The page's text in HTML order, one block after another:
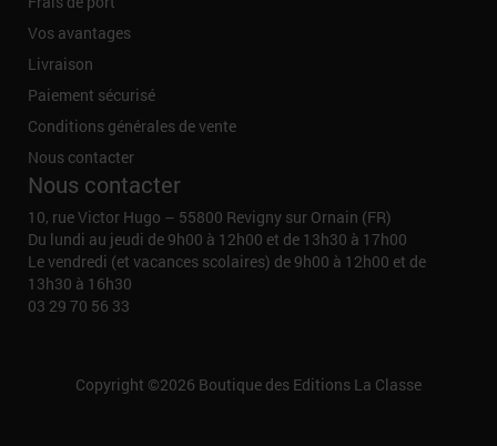
Vos avantages
Livraison
Paiement sécurisé
Conditions générales de vente
Nous contacter
Nous contacter
10, rue Victor Hugo – 55800 Revigny sur Ornain (FR)
Du lundi au jeudi de 9h00 à 12h00 et de 13h30 à 17h00
Le vendredi (et vacances scolaires) de 9h00 à 12h00 et de
13h30 à 16h30
03 29 70 56 33
Copyright ©2026 Boutique des Editions La Classe